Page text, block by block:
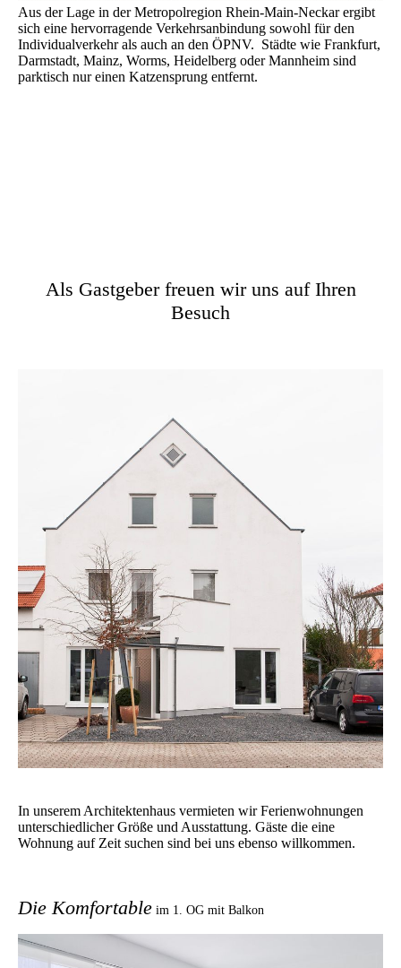
Aus der Lage in der Metropolregion Rhein-Main-Neckar ergibt
sich eine hervorragende Verkehrsanbindung sowohl für den
Individualverkehr als auch an den ÖPNV. Städte wie Frankfurt,
Darmstadt, Mainz, Worms, Heidelberg oder Mannheim sind
parktisch nur einen Katzensprung entfernt.
Als Gastgeber freuen wir uns auf Ihren
Besuch
In unserem Architektenhaus vermieten wir Ferienwohnungen
unterschiedlicher Größe und Ausstattung. Gäste die eine
Wohnung auf Zeit suchen sind bei uns ebenso willkommen.
Die Komfortable im 1. OG mit Balkon